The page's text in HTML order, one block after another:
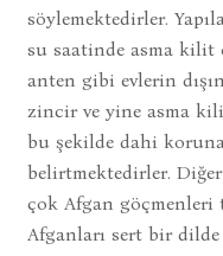
söylemektedirler.
su saatinde asma
anten gibi evlerin
zincir ve yine asma
bu şekilde dahi
belirtmektedirler. Diğer
çok Afgan göçmenleri
Afganları sert bir